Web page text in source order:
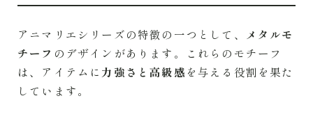
アニマリエシリーズの特徴の一つとして、
メタルモ
チーフ のデザインがあります。これらのモチーフ
は、アイテムに 力強さと高級感 を与える役割を果た
しています。